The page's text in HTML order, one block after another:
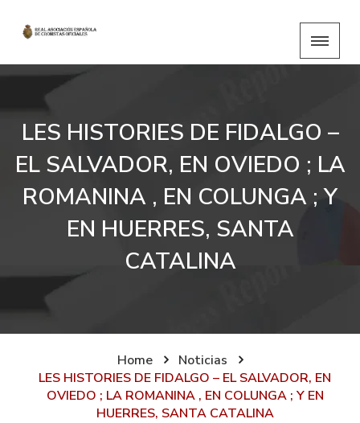
LES HISTORIES DE FIDALGO –
EL SALVADOR, EN OVIEDO ; LA
ROMANINA , EN COLUNGA ; Y
EN HUERRES, SANTA
CATALINA
Home
Noticias
LES HISTORIES DE FIDALGO – EL SALVADOR, EN
OVIEDO ; LA ROMANINA , EN COLUNGA ; Y EN
HUERRES, SANTA CATALINA